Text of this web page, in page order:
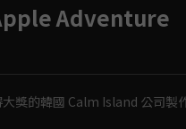
Adventure
獎的韓國 Calm Island 公司製